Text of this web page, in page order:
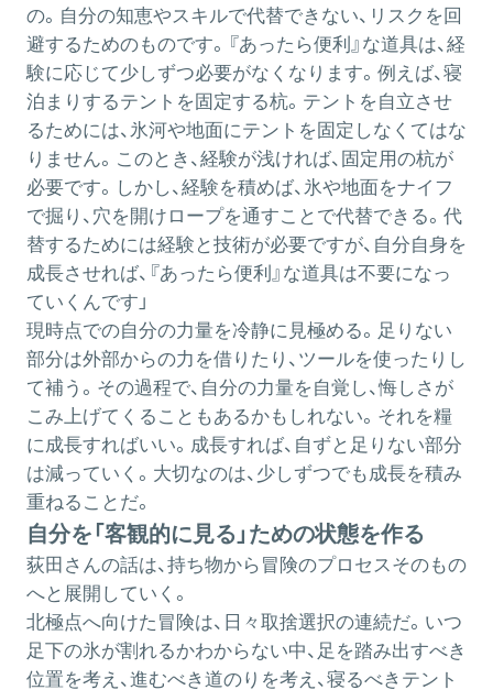
の。自分の知恵やスキルで代替できない、リスクを回
避するためのものです。『あったら便利』な道具は、経
験に応じて少しずつ必要がなくなります。例えば、寝
泊まりするテントを固定する杭。テントを自立させ
るためには、氷河や地面にテントを固定しなくてはな
りません。このとき、経験が浅ければ、固定用の杭が
必要です。しかし、経験を積めば、氷や地面をナイフ
で掘り、穴を開けロープを通すことで代替できる。代
替するためには経験と技術が必要ですが、自分自身を
成長させれば、『あったら便利』な道具は不要になっ
ていくんです」
現時点での自分の力量を冷静に見極める。足りない
部分は外部からの力を借りたり、ツールを使ったりし
て補う。その過程で、自分の力量を自覚し、悔しさが
こみ上げてくることもあるかもしれない。それを糧
に成長すればいい。成長すれば、自ずと足りない部分
は減っていく。大切なのは、少しずつでも成長を積み
重ねることだ。
自分を「客観的に見る」ための状態を作る
荻田さんの話は、持ち物から冒険のプロセスそのもの
へと展開していく。
北極点へ向けた冒険は、日々取捨選択の連続だ。いつ
足下の氷が割れるかわからない中、足を踏み出すべき
位置を考え、進むべき道のりを考え、寝るべきテント